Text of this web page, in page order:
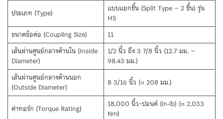
ประเภท (Type)
แบบแยกชิ้น (Split Type – 2 ชิ้น) รุ่น
HS
ขนาดข้อต่อ (Coupling Size)
11
เส้นผ่านศูนย์กลางด้านใน (Inside
Diameter)
1/2 นิ้ว ถึง 3 7/8 นิ้ว (12.7 มม. –
98.43 มม.)
เส้นผ่านศูนย์กลางด้านนอก
(Outside Diameter)
8 3/16 นิ้ว (≈ 208 มม.)
ค่าทอร์ก (Torque Rating)
18,000 นิ้ว-ปอนด์ (in‑lb) (≈ 2,033
Nm)